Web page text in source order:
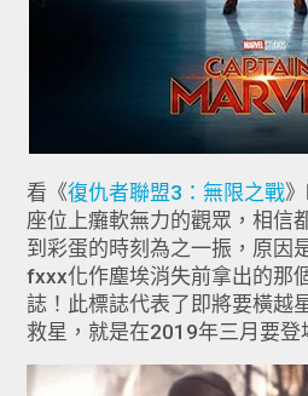
看《復仇者聯盟3：無限之戰
座位上癱軟無力的觀眾，相信
到彩蛋的時刻為之一振，原因
fxxx化作塵埃消失前拿出的那
誌！此標誌代表了即將要橫越
救星，就是在2019年三月要登